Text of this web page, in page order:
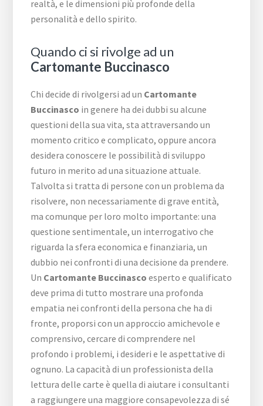
realtà, e le dimensioni più profonde della
personalità e dello spirito.
Quando ci si rivolge ad un
Cartomante Buccinasco
Chi decide di rivolgersi ad un Cartomante
Buccinasco in genere ha dei dubbi su alcune
questioni della sua vita, sta attraversando un
momento critico e complicato, oppure ancora
desidera conoscere le possibilità di sviluppo
futuro in merito ad una situazione attuale.
Talvolta si tratta di persone con un problema da
risolvere, non necessariamente di grave entità,
ma comunque per loro molto importante: una
questione sentimentale, un interrogativo che
riguarda la sfera economica e finanziaria, un
dubbio nei confronti di una decisione da prendere.
Un Cartomante Buccinasco esperto e qualificato
deve prima di tutto mostrare una profonda
empatia nei confronti della persona che ha di
fronte, proporsi con un approccio amichevole e
comprensivo, cercare di comprendere nel
profondo i problemi, i desideri e le aspettative di
ognuno. La capacità di un professionista della
lettura delle carte è quella di aiutare i consultanti
a raggiungere una maggiore consapevolezza di sé